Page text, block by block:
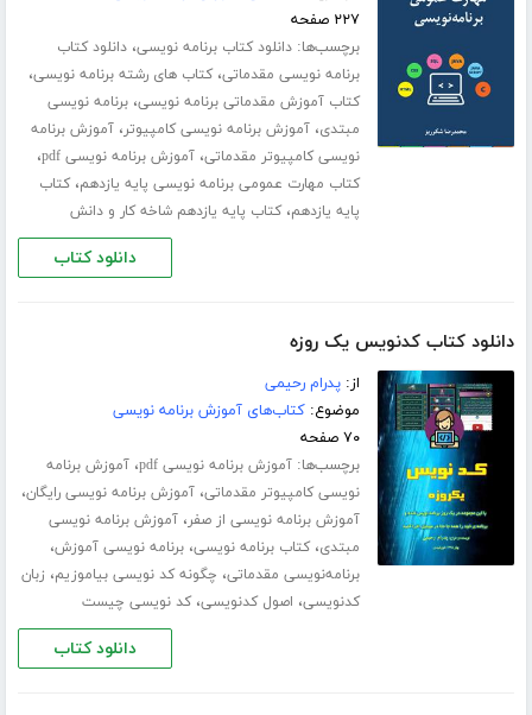
۲۲۷ صفحه
برچسب‌ها:دانلود کتاب برنامه نویسی،دانلود کتاب
برنامه نویسی مقدماتی،کتاب های رشته برنامه نویسی،
کتاب آموزش مقدماتی برنامه نویسی،برنامه نویسی
مبتدی،آموزش برنامه نویسی کامپیوتر،آموزش برنامه
نویسی کامپیوتر مقدماتی،آموزش برنامه نویسی pdf ،
کتاب مهارت عمومی برنامه نویسی پایه یازدهم،کتاب
پایه یازدهم،کتاب پایه یازدهم شاخه کار و دانش
دانلود کتاب
دانلود کتاب کدنویس یک روزه
از:پدرام رحیمی
موضوع:کتاب‌های آموزش برنامه نویسی
۷۰ صفحه
برچسب‌ها:آموزش برنامه نویسی pdf ،آموزش برنامه
نویسی کامپیوتر مقدماتی،آموزش برنامه نویسی رایگان،
آموزش برنامه نویسی از صفر،آموزش برنامه نویسی
مبتدی،کتاب برنامه نویسی،برنامه نویسی آموزش،
برنامه‌نویسی مقدماتی، چگونه کد نویسی بیاموزیم، زبان
کدنویسی، اصول کدنویسی،کد نویسی چیست
دانلود کتاب